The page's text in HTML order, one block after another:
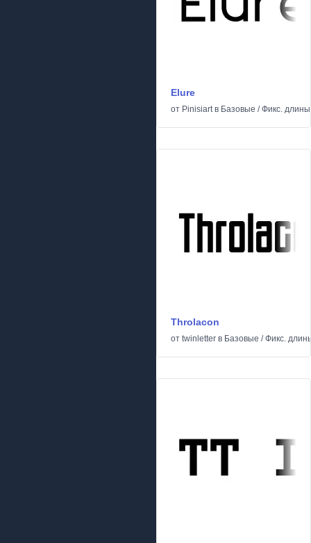
Elure
от Pinisiartв Базовые /Фикс. длины
Throlacon
от twinletter в Базовые /Фикс.